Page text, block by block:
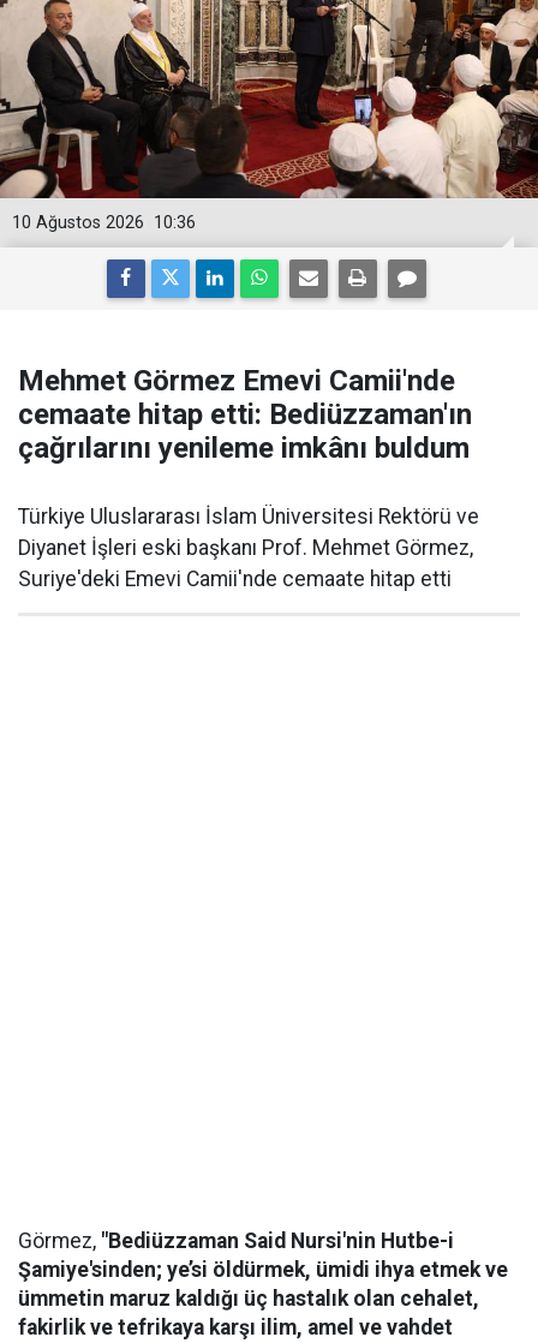
10:36
10 Ağustos 2026
Mehmet Görmez Emevi Camii'nde
cemaate hitap etti: Bediüzzaman'ın
çağrılarını yenileme imkânı buldum
Türkiye Uluslararası İslam Üniversitesi Rektörü ve
Diyanet İşleri eski başkanı Prof. Mehmet Görmez,
Suriye'deki Emevi Camii'nde cemaate hitap etti
Görmez, "Bediüzzaman Said Nursi'nin Hutbe-i
Şamiye'sinden; ye’si öldürmek, ümidi ihya etmek ve
ümmetin maruz kaldığı üç hastalık olan cehalet,
fakirlik ve tefrikaya karşı ilim, amel ve vahdet